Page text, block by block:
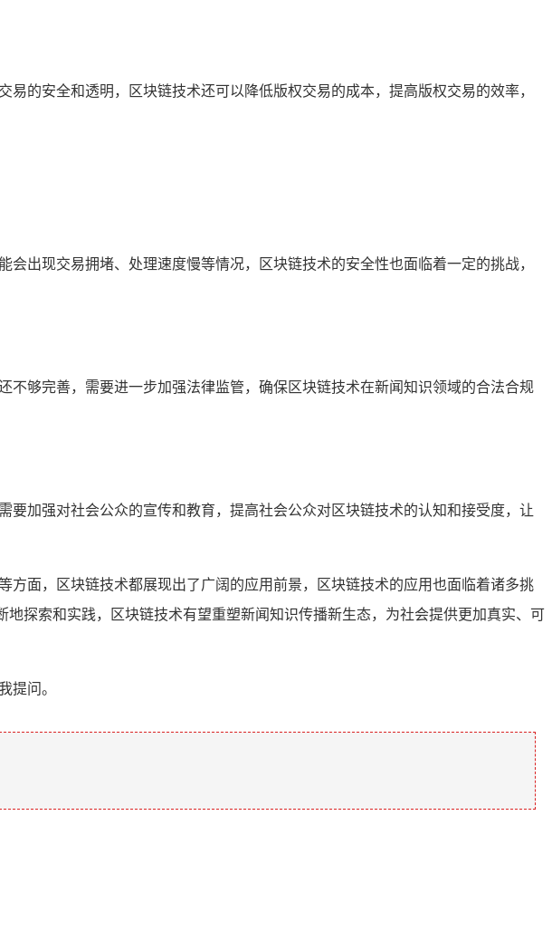
的安全和透明，区块链技术还可以降低版权交易的成本，提高版权交易的效率，
出现交易拥堵、处理速度慢等情况，区块链技术的安全性也面临着一定的挑战，
够完善，需要进一步加强法律监管，确保区块链技术在新闻知识领域的合法合规
加强对社会公众的宣传和教育，提高社会公众对区块链技术的认知和接受度，让
面，区块链技术都展现出了广阔的应用前景，区块链技术的应用也面临着诸多挑
探索和实践，区块链技术有望重塑新闻知识传播新生态，为社会提供更加真实、可
提问。